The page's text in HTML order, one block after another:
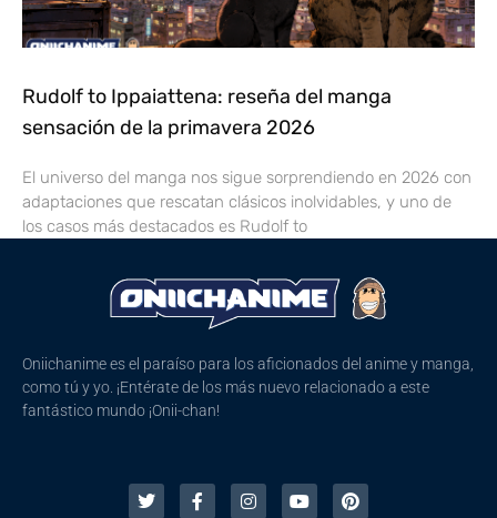
Rudolf to Ippaiattena: reseña del manga
sensación de la primavera 2026
El universo del manga nos sigue sorprendiendo en 2026 con
adaptaciones que rescatan clásicos inolvidables, y uno de
los casos más destacados es Rudolf to
Oniichanime es el paraíso para los aficionados del anime y manga,
como tú y yo. ¡Entérate de los más nuevo relacionado a este
fantástico mundo ¡Onii-chan!